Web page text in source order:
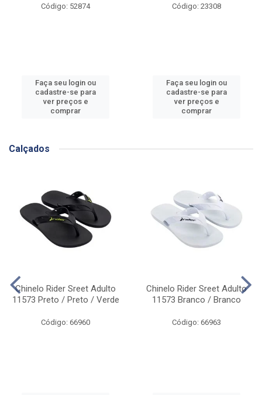
Código: 52874
Faça seu login ou
cadastre-se para
ver preços e
comprar
Código: 23308
Faça seu login ou
cadastre-se para
ver preços e
comprar
Calçados
Chinelo Rider Sreet Adulto
11573 Preto / Preto / Verde
Código: 66960
Chinelo Rider Sreet Adulto
11573 Branco / Branco
Código: 66963